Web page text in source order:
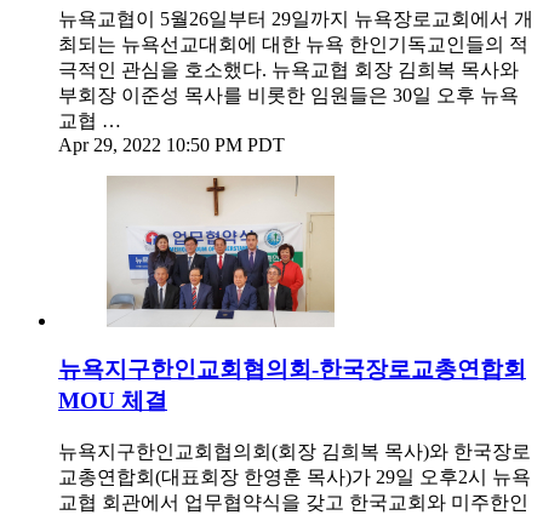
뉴욕교협이 5월26일부터 29일까지 뉴욕장로교회에서 개
최되는 뉴욕선교대회에 대한 뉴욕 한인기독교인들의 적
극적인 관심을 호소했다. 뉴욕교협 회장 김희복 목사와
부회장 이준성 목사를 비롯한 임원들은 30일 오후 뉴욕
교협 …
Apr 29, 2022 10:50 PM PDT
뉴욕지구한인교회협의회-한국장로교총연합회
MOU 체결
뉴욕지구한인교회협의회(회장 김희복 목사)와 한국장로
교총연합회(대표회장 한영훈 목사)가 29일 오후2시 뉴욕
교협 회관에서 업무협약식을 갖고 한국교회와 미주한인